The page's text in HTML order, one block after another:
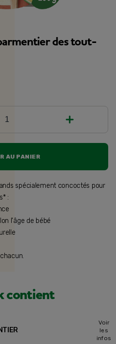
des tout-
1
AU PANIER
spécialement concoctés pour
:
l'âge de bébé
contient
Voir
les
infos